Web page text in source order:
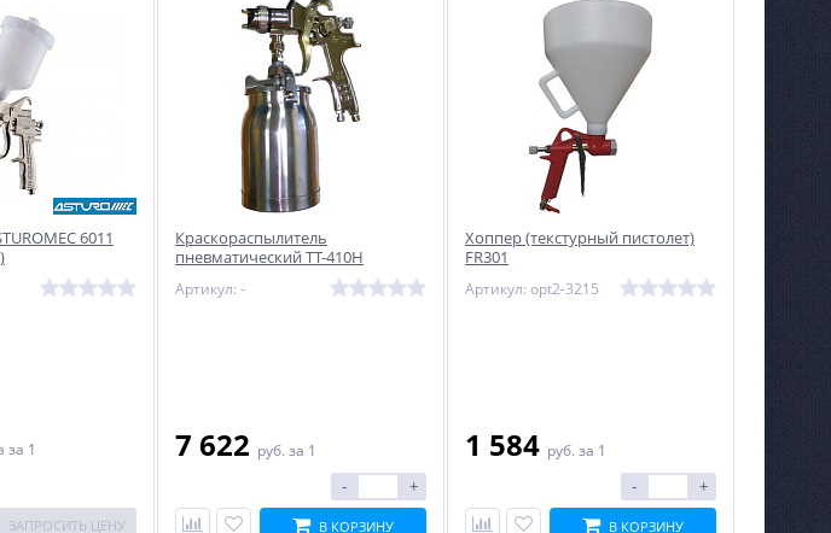
6011
за 1
ЗАПРОСИТЬ ЦЕНУ
Краскораспылитель
пневматический ТТ-410Н
Артикул: -
7 622 руб. за 1
- +
В КОРЗИНУ
Хоппер (текстурный пистолет)
FR301
Артикул: opt2-3215
1 584 руб. за 1
- +
В КОРЗИНУ